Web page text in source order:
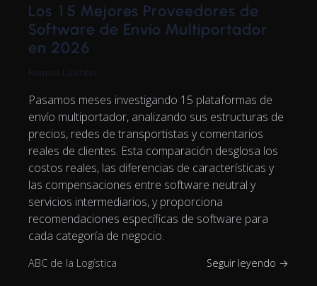
Los 15 Mejores Proveedores de
Software de Envío Multiportador
en 2026
Rasmus Leichter
Pasamos meses investigando 15 plataformas de
envío multiportador, analizando sus estructuras de
precios, redes de transportistas y comentarios
reales de clientes. Esta comparación desglosa los
costos reales, las diferencias de características y
las compensaciones entre software neutral y
servicios intermediarios, y proporciona
recomendaciones específicas de software para
cada categoría de negocio.
ABC de la Logística Seguir leyendo →